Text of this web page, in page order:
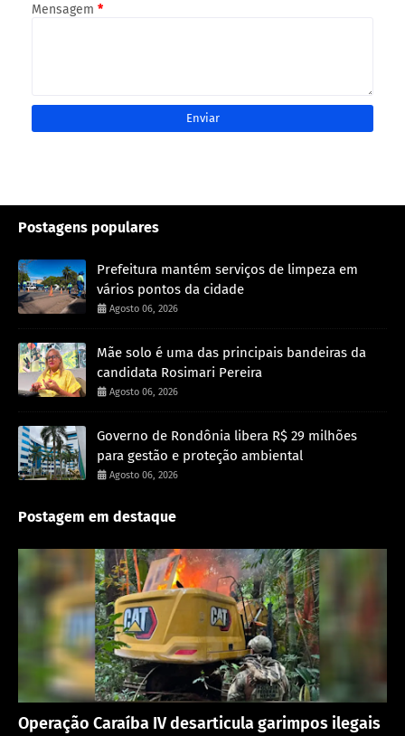
Mensagem *
Postagens populares
Prefeitura mantém serviços de limpeza em
vários pontos da cidade
Agosto 06, 2026
Mãe solo é uma das principais bandeiras da
candidata Rosimari Pereira
Agosto 06, 2026
Governo de Rondônia libera R$ 29 milhões
para gestão e proteção ambiental
Agosto 06, 2026
Postagem em destaque
Operação Caraíba IV desarticula garimpos ilegais